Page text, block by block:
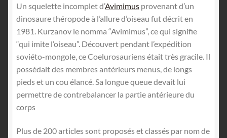
Un squelette incomplet d’Avimimus provenant d’un
dinosaure théropode à l’allure d’oiseau fut décrit en
1981. Kurzanov le nomma “Avimimus”, ce qui signifie
“qui imite l’oiseau”. Découvert pendant l’expédition
soviéto-mongole, ce Coelurosauriens était très gracile. Il
possédait des membres antérieurs menus, de longs
pieds et un cou élancé. Sa longue queue devait lui
permettre de contrebalancer la partie antérieure du
corps
Plus de 200 articles sont proposés et classés par nom de